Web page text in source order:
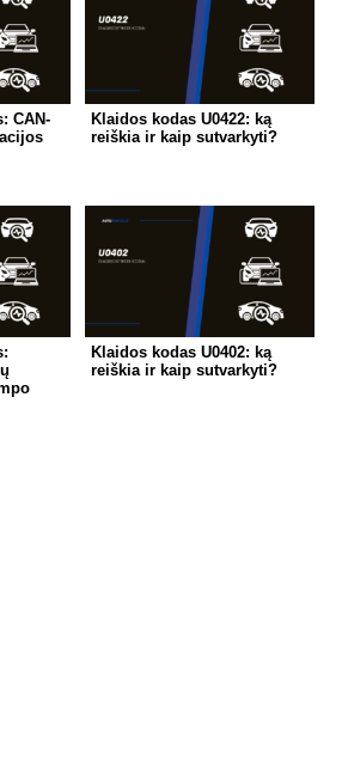
CAN-
Klaidos kodas U0422: ką
reiškia ir kaip sutvarkyti?
Klaidos kodas U0402: ką
reiškia ir kaip sutvarkyti?